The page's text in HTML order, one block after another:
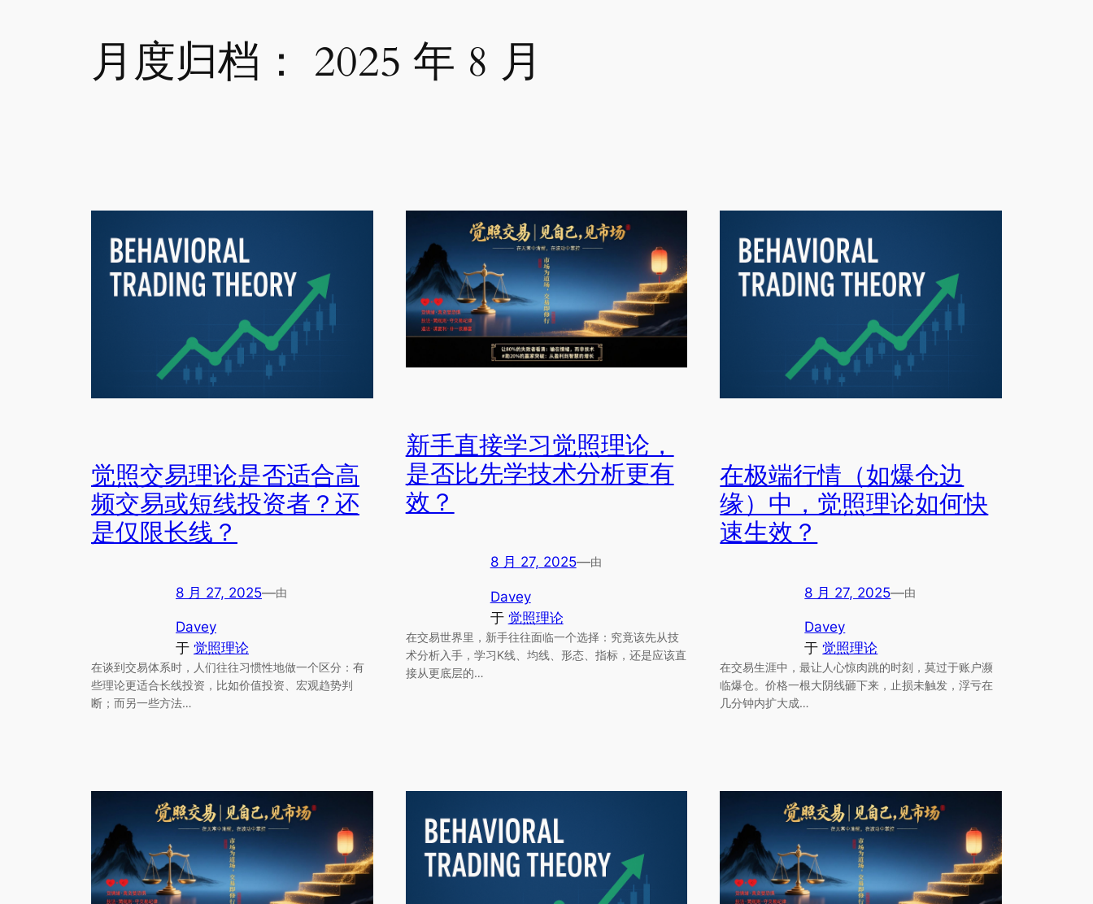
月度归档： 2025 年 8 月
觉照交易理论是否适合高
频交易或短线投资者？还
是仅限长线？
8 月 27, 2025—由
Davey
于 觉照理论
在谈到交易体系时，人们往往习惯性地做一个区分：有
些理论更适合长线投资，比如价值投资、宏观趋势判
断；而另一些方法…
新手直接学习觉照理论，
是否比先学技术分析更有
效？
8 月 27, 2025—由
Davey
于 觉照理论
在交易世界里，新手往往面临一个选择：究竟该先从技
术分析入手，学习K线、均线、形态、指标，还是应该直
接从更底层的…
在极端行情（如爆仓边
缘）中，觉照理论如何快
速生效？
8 月 27, 2025—由
Davey
于觉照理论
在交易生涯中，最让人心惊肉跳的时刻，莫过于账户濒
临爆仓。价格一根大阴线砸下来，止损未触发，浮亏在
几分钟内扩大成…